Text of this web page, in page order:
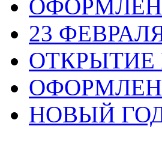
23
НОВЫЙ ГОД